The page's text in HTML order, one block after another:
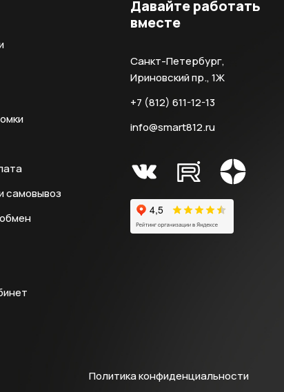
самовывоз
Давайте работать
вместе
Санкт-Петербург,
Ириновский пр., 1Ж
+7 (812) 611-12-13
info@smart812.ru
Политика конфиденциальности